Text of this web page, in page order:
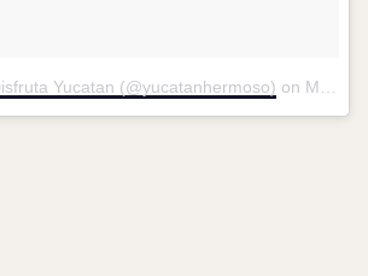
Yucatan (@yucatanhermoso) on Mar 24, 2017 at 3:02pm PDT